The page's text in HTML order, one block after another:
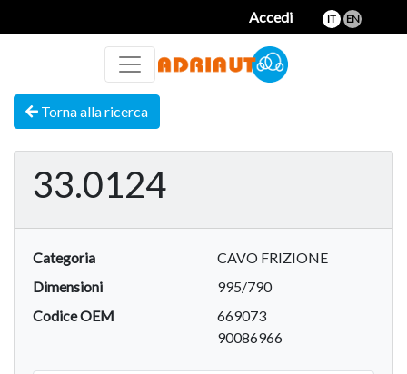
Accedi IT EN
Torna alla ricerca
33.0124
Categoria
CAVO FRIZIONE
Dimensioni
995/790
Codice OEM
669073
90086966